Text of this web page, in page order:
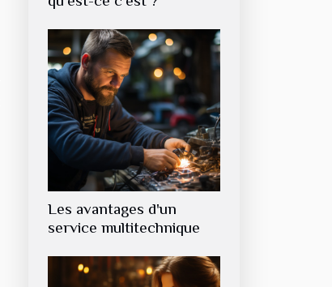
Les avantages d'un
service multitechnique